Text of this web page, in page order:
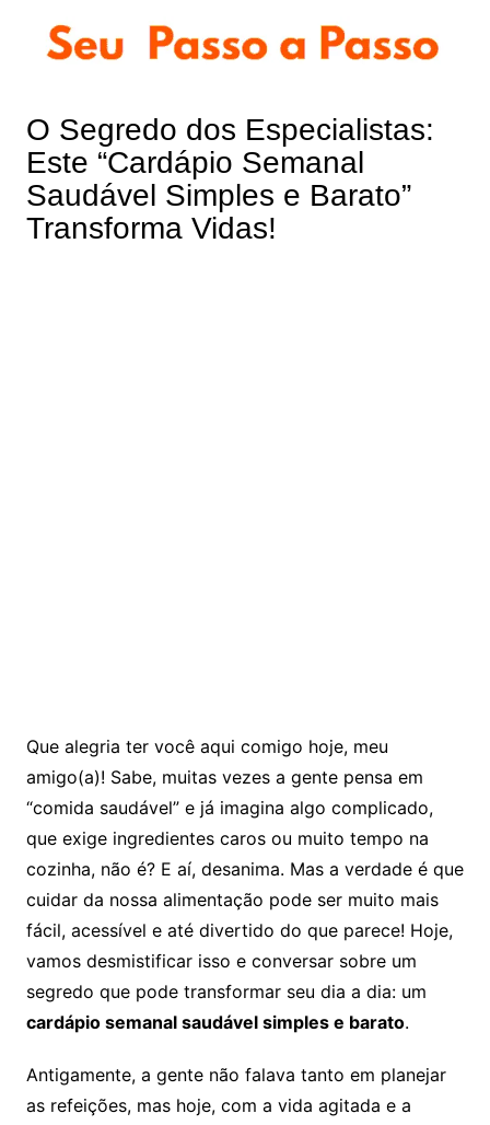
O Segredo dos Especialistas:
Este “Cardápio Semanal
Saudável Simples e Barato”
Transforma Vidas!
Que alegria ter você aqui comigo hoje, meu
amigo(a)! Sabe, muitas vezes a gente pensa em
“comida saudável” e já imagina algo complicado,
que exige ingredientes caros ou muito tempo na
cozinha, não é? E aí, desanima. Mas a verdade é que
cuidar da nossa alimentação pode ser muito mais
fácil, acessível e até divertido do que parece! Hoje,
vamos desmistificar isso e conversar sobre um
segredo que pode transformar seu dia a dia: um
cardápio semanal saudável simples e barato.
Antigamente, a gente não falava tanto em planejar
as refeições, mas hoje, com a vida agitada e a